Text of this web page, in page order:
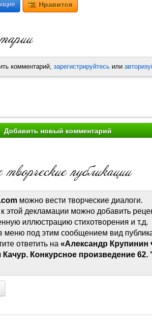
Нравится
комментарий, зарегистрируйтесь или
можно вести творческие диалоги.
этой декламации можно добавить
иллюстрацию стихотворения и т.д.
меню под этим сообщением вид
ответить на «Александр Крупинин
Качур. Конкурсное произведение 62.